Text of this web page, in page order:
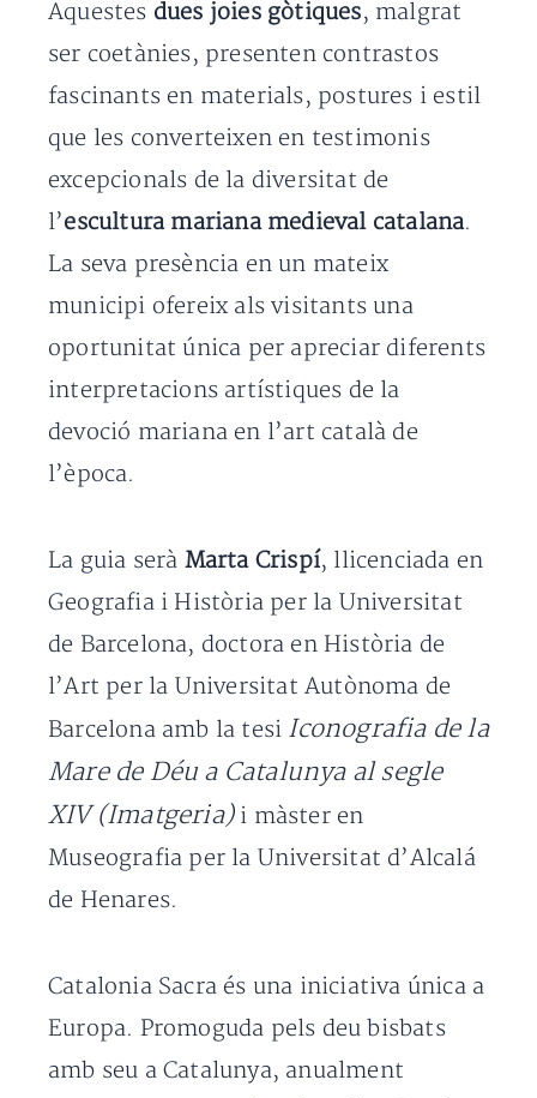
Aquestes dues joies gòtiques, malgrat
ser coetànies, presenten contrastos
fascinants en materials, postures i estil
que les converteixen en testimonis
excepcionals de la diversitat de
l’escultura mariana medieval catalana.
La seva presència en un mateix
municipi ofereix als visitants una
oportunitat única per apreciar diferents
interpretacions artístiques de la
devoció mariana en l’art català de
l’època.
La guia serà Marta Crispí, llicenciada en
Geografia i Història per la Universitat
de Barcelona, doctora en Història de
l’Art per la Universitat Autònoma de
Barcelona amb la tesi Iconografia de la
Mare de Déu a Catalunya al segle
XIV (Imatgeria)i màster en
Museografia per la Universitat d’Alcalá
de Henares.
Catalonia Sacra és una iniciativa única a
Europa. Promoguda pels deu bisbats
amb seu a Catalunya, anualment